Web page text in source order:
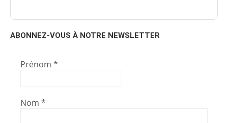
ABONNEZ-VOUS À NOTRE NEWSLETTER
Prénom *
Nom *